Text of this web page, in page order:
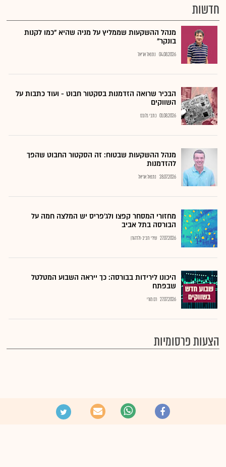
חדשות
מנהל ההשקעות שממליץ על מניה שהיא "כמו לקנות
בונקר"
04.08.2026 נתנאל אריאל
הבכיר שרואה הזדמנות בסקטור חבוט - ועוד כתבות על
השווקים
01.08.2026 כתבי גלובס
מנהל ההשקעות שבטוח: זה הסקטור החבוט שהפך
להזדמנות
28.07.2026 נתנאל אריאל
מחזורי המסחר קפצו ולג'פריס יש המלצה חמה על
הבורסה בתל אביב
27.07.2026 שירי חביב-ולדהורן
היכונו לירידות בבורסה: כך ייראה השבוע המטלטל
שבפתח
27.07.2026 רם מורי
הצעות פרסומיות